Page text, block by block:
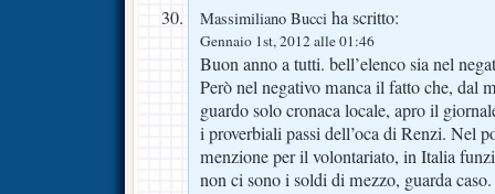
Massimiliano Bucci ha scritto:
Gennaio 1st, 2012 alle 01:46
Buon anno a tutti. bell’elenco sia nel
Però nel negativo manca il fatto che, dal
guardo solo cronaca locale, apro il
i proverbiali passi dell’oca di Renzi. Nel
menzione per il volontariato, in Italia
non ci sono i soldi di mezzo, guarda caso.